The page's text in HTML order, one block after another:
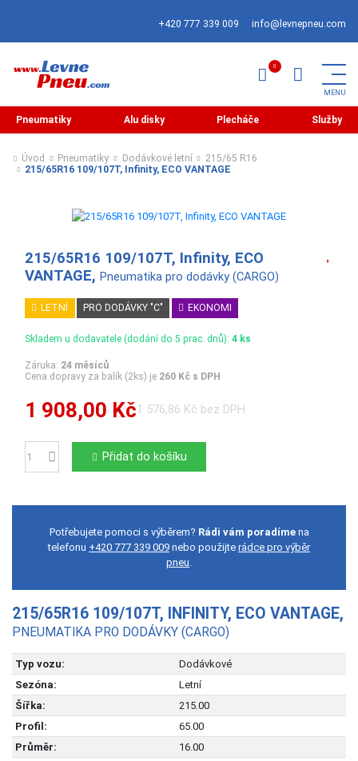
+420 777 339 009 info@levnepneu.com
Pneumatiky Alu disky Plecháče Služby
Úvod Pneumatiky Dodávkové letní
215/65 R16
215/65R16 109/107T, Infinity, ECO VANTAGE
215/65R16 109/107T, Infinity, ECO
VANTAGE,Pneumatika pro dodávky (CARGO)
LETNÍ PRO DODÁVKY "C" EKONOMI
Skladem u dodavatele (dodání do 5 prac. dnů):4 ks
Záruka: 24 měsíců
Cena dopravy za balík (2ks) je 260 Kč s DPH
1 908,00 Kč1 576,86 Kč bez DPH
Počet Přidat do košíku
Potřebujete pomoci s výběrem? Rádi vám poradímena
telefonu +420 777 339 009 nebo použijte rádce pro výběr
pneu.
215/65R16 109/107T, INFINITY, ECO VANTAGE,
PNEUMATIKA PRO DODÁVKY (CARGO)
Typ vozu:
Dodávkové
Sezóna:
Letní
Šířka:
215.00
Profil:
65.00
Průměr:
16.00